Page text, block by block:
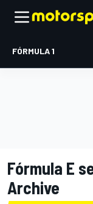
FÓRMULA 1
Fórmula E
Archive